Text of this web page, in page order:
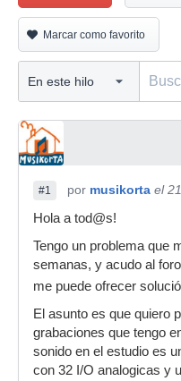
Marcar como favorito
#1 por musikorta el
Hola a tod@s!
Tengo un problema que
semanas, y acudo al
me puede ofrecer
El asunto es que quiero
grabaciones que tengo
sonido en el estudio es
con 32 I/O analogicas y